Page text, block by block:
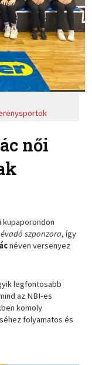
női
kupaporondon
szponzora, így
néven versenyez
legfontosabb
az NBI-es
komoly
folyamatos és